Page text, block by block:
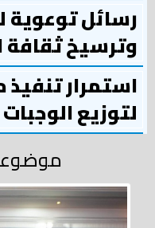
رسائل توعوية
وترسيخ ثقافة
استمرار تنفيذ
لتوزيع